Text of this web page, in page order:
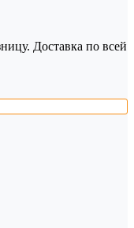
Доставка по всей